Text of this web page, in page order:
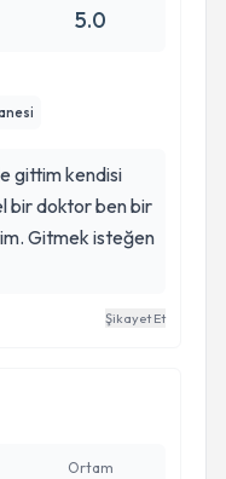
5.0
gittim kendisi
doktor ben bir
Gitmek isteğen
Şikayet Et
Ortam